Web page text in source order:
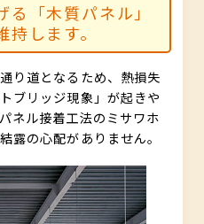
「木質パネル」
します。
り道となるため、熱損失
ブリッジ現象」が起きや
ネル接着工法のミサワホ
露の心配がありません。